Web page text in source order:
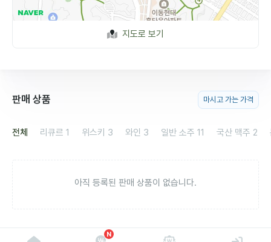
지도로 보기
판매 상품 마시고 가는 가격
전체 리큐르 1 위스키 3 와인 3 일반 소주 11 국산 맥주 2
아직 등록된 판매 상품이 없습니다.
N